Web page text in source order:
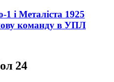
і Металіста 1925
команду в УПЛ
24